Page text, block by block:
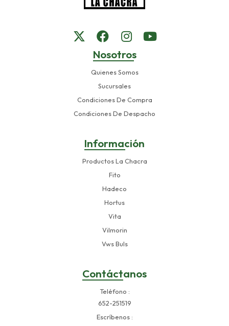
Nosotros
Quienes Somos
Sucursales
Condiciones De Compra
Condiciones De Despacho
Información
Productos La Chacra
Fito
Hadeco
Hortus
Vita
Vilmorin
Vws Buls
Contáctanos
Teléfono
652-251519
Escríbenos